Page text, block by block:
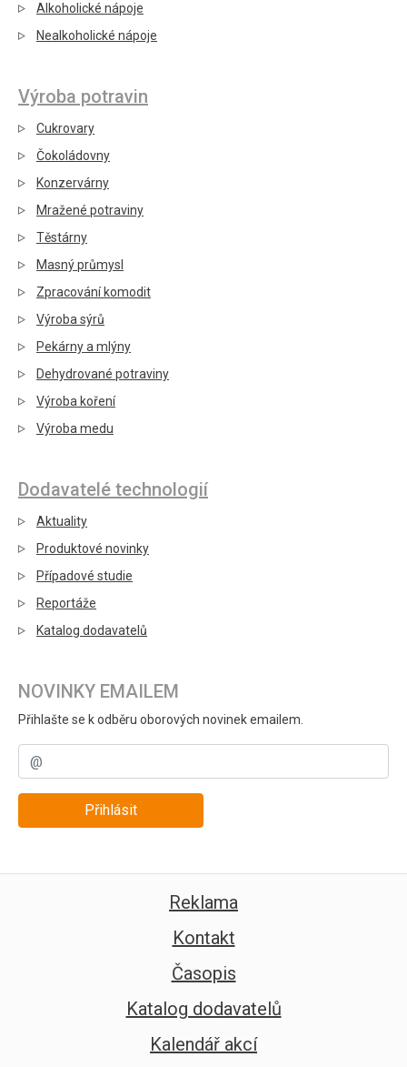
Alkoholické nápoje
Nealkoholické nápoje
Výroba potravin
Cukrovary
Čokoládovny
Konzervárny
Mražené potraviny
Těstárny
Masný průmysl
Zpracování komodit
Výroba sýrů
Pekárny a mlýny
Dehydrované potraviny
Výroba koření
Výroba medu
Dodavatelé technologií
Aktuality
Produktové novinky
Případové studie
Reportáže
Katalog dodavatelů
NOVINKY EMAILEM
Přihlašte se k odběru oborových novinek emailem.
Přihlásit
Reklama
Kontakt
Časopis
Katalog dodavatelů
Kalendář akcí